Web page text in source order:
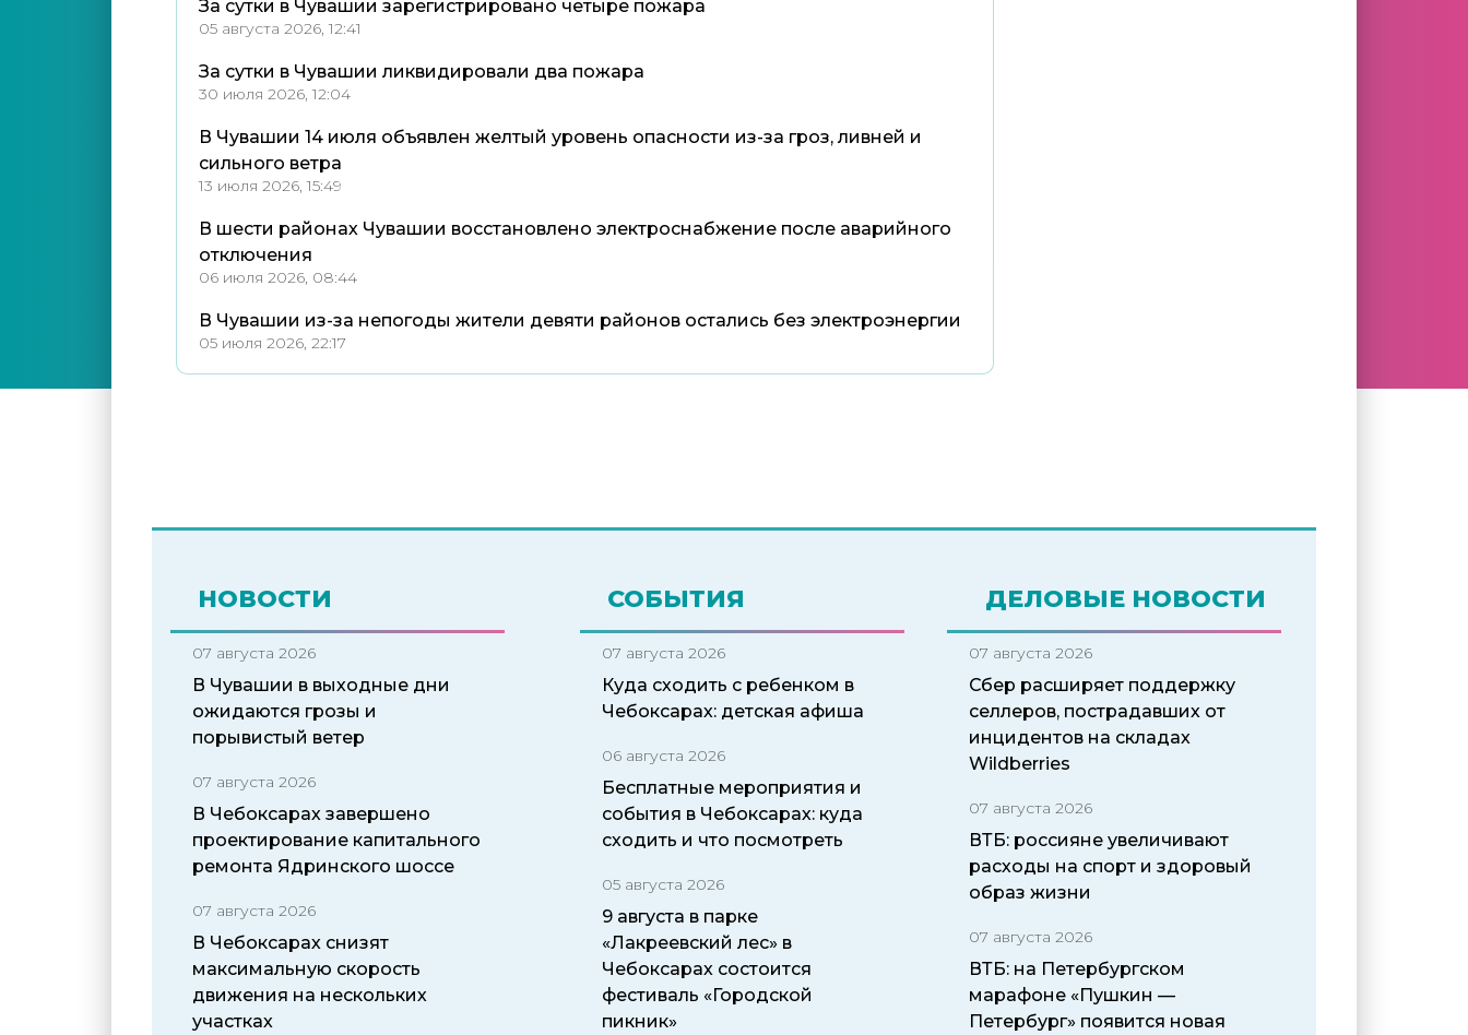
За сутки в Чувашии зарегистрировано четыре пожара
05 августа 2026, 12:41
За сутки в Чувашии ликвидировали два пожара
30 июля 2026, 12:04
В Чувашии 14 июля объявлен желтый уровень опасности из-за гроз, ливней и
сильного ветра
13 июля 2026, 15:49
В шести районах Чувашии восстановлено электроснабжение после аварийного
отключения
06 июля 2026, 08:44
В Чувашии из-за непогоды жители девяти районов остались без электроэнергии
05 июля 2026, 22:17
НОВОСТИ
07 августа 2026
В Чувашии в выходные дни
ожидаются грозы и
порывистый ветер
07 августа 2026
В Чебоксарах завершено
проектирование капитального
ремонта Ядринского шоссе
07 августа 2026
В Чебоксарах снизят
максимальную скорость
движения на нескольких
участках
СОБЫТИЯ
07 августа 2026
Куда сходить с ребенком в
Чебоксарах: детская афиша
06 августа 2026
Бесплатные мероприятия и
события в Чебоксарах: куда
сходить и что посмотреть
05 августа 2026
9 августа в парке
«Лакреевский лес» в
Чебоксарах состоится
фестиваль «Городской
пикник»
ДЕЛОВЫЕ НОВОСТИ
07 августа 2026
Сбер расширяет поддержку
селлеров, пострадавших от
инцидентов на складах
Wildberries
07 августа 2026
ВТБ: россияне увеличивают
расходы на спорт и здоровый
образ жизни
07 августа 2026
ВТБ: на Петербургском
марафоне «Пушкин —
Петербург» появится новая